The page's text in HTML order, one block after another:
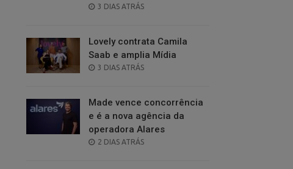
POSTED
3 DIAS ATRÁS
Lovely contrata Camila
Saab e amplia Mídia
POSTED
3 DIAS ATRÁS
Made vence concorrência
e é a nova agência da
operadora Alares
POSTED
2 DIAS ATRÁS